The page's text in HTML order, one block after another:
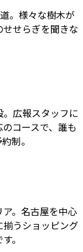
。様々な樹木が
せらぎを聞きな
広報スタッフに
コースで、誰も
制。
。名古屋を中心
うショッピング
。